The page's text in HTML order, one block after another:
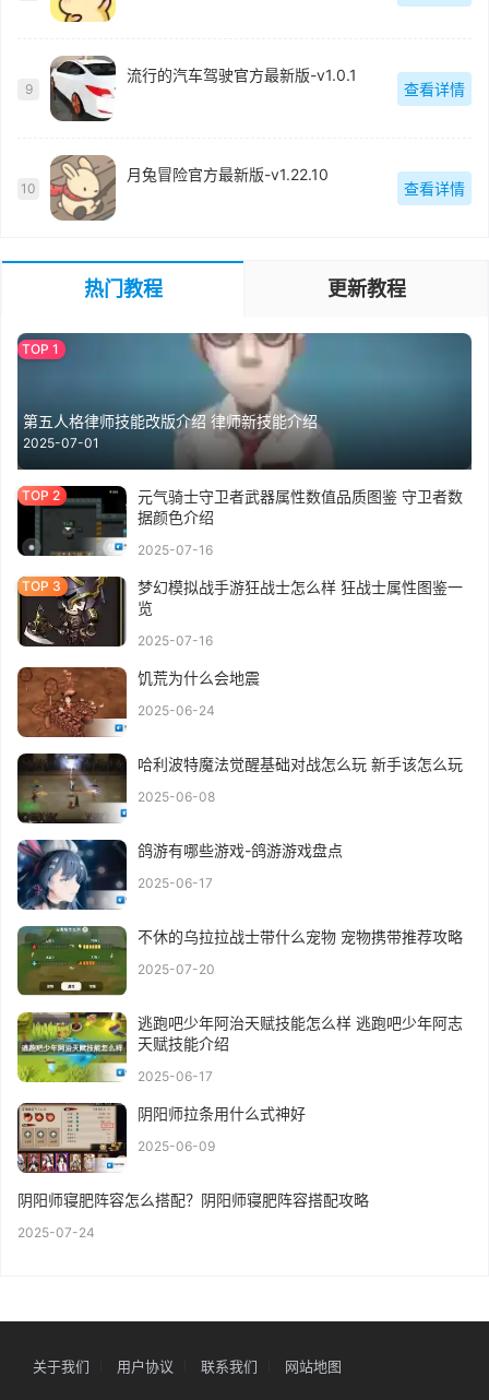
9
流行的汽车驾驶官方最新版-v1.0.1
查看详情
10
月兔冒险官方最新版-v1.22.10
查看详情
热门教程 更新教程
第五人格律师技能改版介绍 律师新技能介绍
2025-07-01
元气骑士守卫者武器属性数值品质图鉴 守卫者数
据颜色介绍
2025-07-16
梦幻模拟战手游狂战士怎么样 狂战士属性图鉴一
览
2025-07-16
饥荒为什么会地震
2025-06-24
哈利波特魔法觉醒基础对战怎么玩 新手该怎么玩
2025-06-08
鸽游有哪些游戏-鸽游游戏盘点
2025-06-17
不休的乌拉拉战士带什么宠物 宠物携带推荐攻略
2025-07-20
逃跑吧少年阿治天赋技能怎么样 逃跑吧少年阿志
天赋技能介绍
2025-06-17
阴阳师拉条用什么式神好
2025-06-09
阴阳师寝肥阵容怎么搭配？阴阳师寝肥阵容搭配攻略
2025-07-24
关于我们 用户协议 联系我们 网站地图